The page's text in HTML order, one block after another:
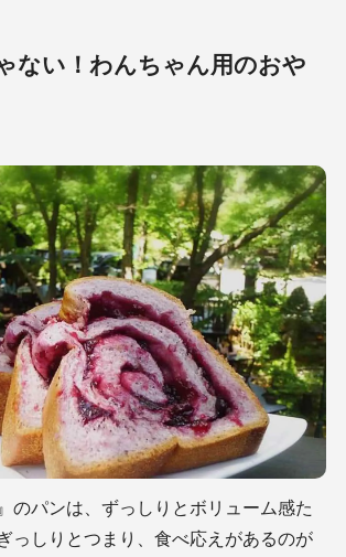
ない！わんちゃん用のおや
のパンは、ずっしりとボリューム感た
っしりとつまり、食べ応えがあるのが